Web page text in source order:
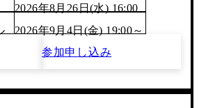
2026年8月26日(水) 16:00
2026年9月4日(金) 19:00～
参加申し込み